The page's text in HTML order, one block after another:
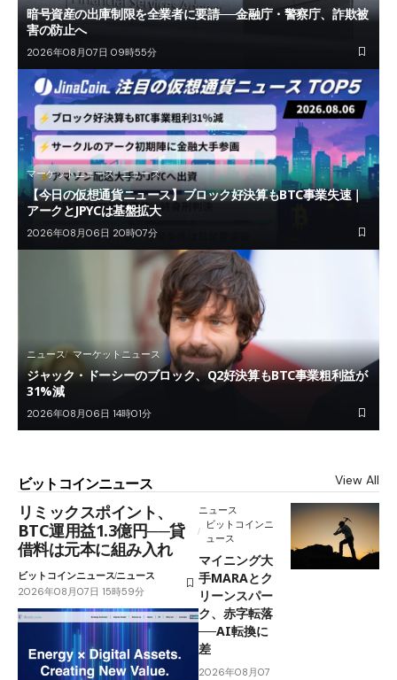
暗号資産の出庫制限を全業者に要請──金融庁・警察庁、詐欺被
害の防止へ
2026年08月07日 09時55分
マーケットニュース ニュース
【今日の仮想通貨ニュース】ブロック好決算もBTC事業失速｜
アークとJPYCは基盤拡大
2026年08月06日 20時07分
ニュース マーケットニュース
ジャック・ドーシーのブロック、Q2好決算もBTC事業粗利益が
31%減
2026年08月06日 14時01分
ビットコインニュース View All
リミックスポイント、
BTC運用益1.3億円──貸
借料は元本に組み入れ
ビットコインニュースニュース
2026年08月07日 15時59分
ニュース
ビットコインニ
ュース
マイニング大
手MARAとク
リーンスパー
ク、赤字転落
──AI転換に
差
2026年08月07